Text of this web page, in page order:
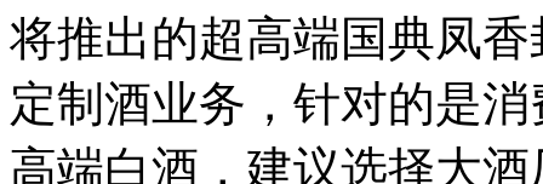
将推出的超高端国典凤
定制酒业务，针对的是
高端白酒，建议选择大酒